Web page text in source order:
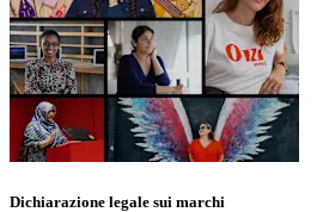
Dichiarazione legale sui marchi